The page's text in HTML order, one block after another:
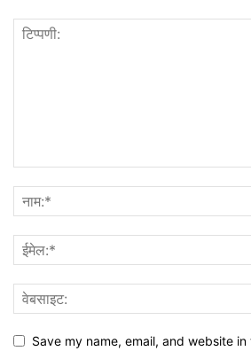
Save my name, email, and website